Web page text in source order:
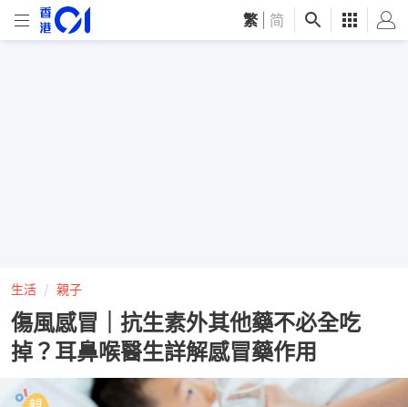
繁 简
生活 親子
傷風感冒｜抗生素外其他藥不必全吃
掉？耳鼻喉醫生詳解感冒藥作用